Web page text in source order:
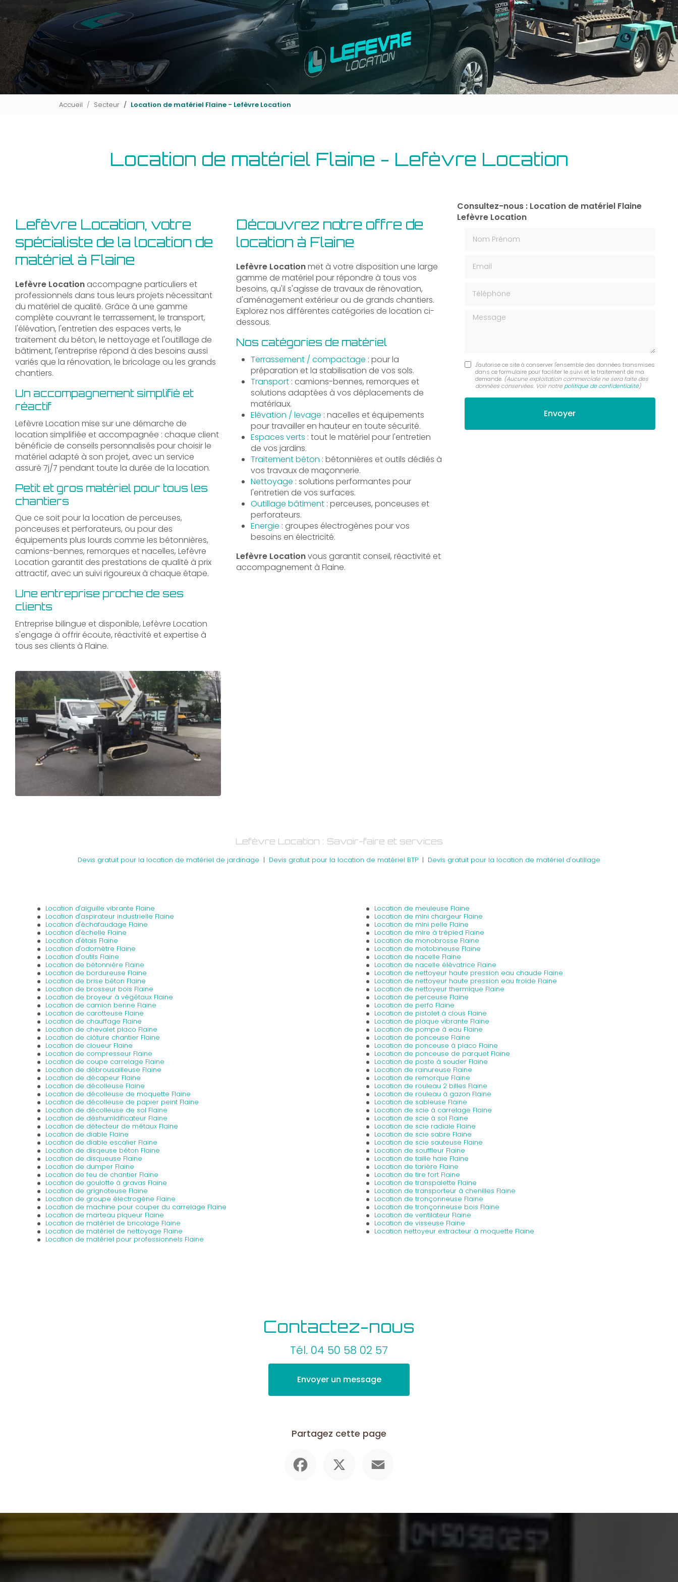
Outillage bâtiment
Energie
Accueil Secteur Location de matériel Flaine - Lefèvre Location
Location de matériel Flaine - Lefèvre Location
Lefèvre Location, votre
spécialiste de la location de
matériel à Flaine
Lefèvre Location accompagne particuliers et
professionnels dans tous leurs projets nécessitant
du matériel de qualité. Grâce à une gamme
complète couvrant le terrassement, le transport,
l'élévation, l'entretien des espaces verts, le
traitement du béton, le nettoyage et l'outillage de
bâtiment, l'entreprise répond à des besoins aussi
variés que la rénovation, le bricolage ou les grands
chantiers.
Un accompagnement simplifié et
réactif
Lefèvre Location mise sur une démarche de
location simplifiée et accompagnée : chaque client
bénéficie de conseils personnalisés pour choisir le
matériel adapté à son projet, avec un service
assuré 7j/7 pendant toute la durée de la location.
Petit et gros matériel pour tous les
chantiers
Que ce soit pour la location de perceuses,
ponceuses et perforateurs, ou pour des
équipements plus lourds comme les bétonnières,
camions-bennes, remorques et nacelles, Lefèvre
Location garantit des prestations de qualité à prix
attractif, avec un suivi rigoureux à chaque étape.
Une entreprise proche de ses
clients
Entreprise bilingue et disponible, Lefèvre Location
s'engage à offrir écoute, réactivité et expertise à
tous ses clients à Flaine.
Découvrez notre offre de
location à Flaine
Lefèvre Locationmet à votre disposition une large
gamme de matériel pour répondre à tous vos
besoins, qu'il s'agisse de travaux de rénovation,
d'aménagement extérieur ou de grands chantiers.
Explorez nos différentes catégories de location ci-
dessous.
Nos catégories de matériel
Terrassement / compactage : pour la
préparation et la stabilisation de vos sols.
Transport: camions-bennes, remorques et
solutions adaptées à vos déplacements de
matériaux.
Elévation / levage : nacelles et équipements
pour travailler en hauteur en toute sécurité.
Espaces verts : tout le matériel pour l'entretien
de vos jardins.
Traitement béton : bétonnières et outils dédiés à
vos travaux de maçonnerie.
Nettoyage : solutions performantes pour
l'entretien de vos surfaces.
Outillage bâtiment: perceuses, ponceuses et
perforateurs.
Energie : groupes électrogènes pour vos
besoins en électricité.
Lefèvre Locationvous garantit conseil, réactivité et
accompagnement à Flaine.
Consultez-nous : Location de matériel Flaine
Lefèvre Location
Message
J'autorise ce site à conserver l'ensemble des données transmises
dans ce formulaire pour faciliter le suivi et le traitement de ma
demande. (Aucune exploitation commerciale ne sera faite des
données conservées. Voir notre politique de confidentialité)
Lefèvre Location : Savoir-faire et services
Devis gratuit pour la location de matériel de jardinage | Devis gratuit pour la location de matériel BTP | Devis gratuit pour la location de matériel d'outillage
Location d'aiguille vibrante Flaine
Location d'aspirateur industrielle Flaine
Location d'échafaudage Flaine
Location d'échelle Flaine
Location d'étais Flaine
Location d'odomètre Flaine
Location d'outils Flaine
Location de bétonnière Flaine
Location de bordureuse Flaine
Location de brise béton Flaine
Location de brosseur bois Flaine
Location de broyeur à végétaux Flaine
Location de camion benne Flaine
Location de carotteuse Flaine
Location de chauffage Flaine
Location de chevalet placo Flaine
Location de clôture chantier Flaine
Location de cloueur Flaine
Location de compresseur Flaine
Location de coupe carrelage Flaine
Location de débrousailleuse Flaine
Location de décapeur Flaine
Location de décolleuse Flaine
Location de décolleuse de moquette Flaine
Location de décolleuse de papier peint Flaine
Location de décolleuse de sol Flaine
Location de déshumidificateur Flaine
Location de détecteur de métaux Flaine
Location de diable Flaine
Location de diable escalier Flaine
Location de disqeuse béton Flaine
Location de disqueuse Flaine
Location de dumper Flaine
Location de feu de chantier Flaine
Location de goulotte à gravas Flaine
Location de grignoteuse Flaine
Location de groupe électrogène Flaine
Location de machine pour couper du carrelage Flaine
Location de marteau piqueur Flaine
Location de matériel de bricolage Flaine
Location de matériel de nettoyage Flaine
Location de matériel pour professionnels Flaine
Location de meuleuse Flaine
Location de mini chargeur Flaine
Location de mini pelle Flaine
Location de mire à trépied Flaine
Location de monobrosse Flaine
Location de motobineuse Flaine
Location de nacelle Flaine
Location de nacelle élévatrice Flaine
Location de nettoyeur haute pression eau chaude Flaine
Location de nettoyeur haute pression eau froide Flaine
Location de nettoyeur thermique Flaine
Location de perceuse Flaine
Location de perfo Flaine
Location de pistolet à clous Flaine
Location de plaque vibrante Flaine
Location de pompe à eau Flaine
Location de ponceuse Flaine
Location de ponceuse à placo Flaine
Location de ponceuse de parquet Flaine
Location de poste à souder Flaine
Location de rainureuse Flaine
Location de remorque Flaine
Location de rouleau 2 billes Flaine
Location de rouleau à gazon Flaine
Location de sableuse Flaine
Location de scie à carrelage Flaine
Location de scie à sol Flaine
Location de scie radiale Flaine
Location de scie sabre Flaine
Location de scie sauteuse Flaine
Location de souffleur Flaine
Location de taille haie Flaine
Location de tarière Flaine
Location de tire fort Flaine
Location de transpalette Flaine
Location de transporteur à chenilles Flaine
Location de tronçonneuse Flaine
Location de tronçonneuse bois Flaine
Location de ventilateur Flaine
Location de visseuse Flaine
Location nettoyeur extracteur à moquette Flaine
Contactez-nous
Tél. 04 50 58 02 57
Envoyer un message
Partagez cette page